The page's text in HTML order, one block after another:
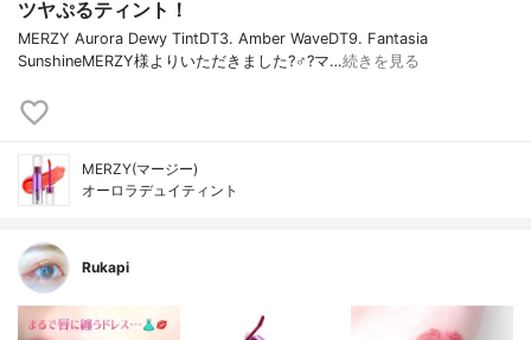
ツヤぷるティント！
MERZY Aurora Dewy TintDT3. Amber WaveDT9. Fantasia
SunshineMERZY様よりいただきました?‍♂️?マ…続きを見る
MERZY(マージー)
オーロラデュイティント
Rukapi